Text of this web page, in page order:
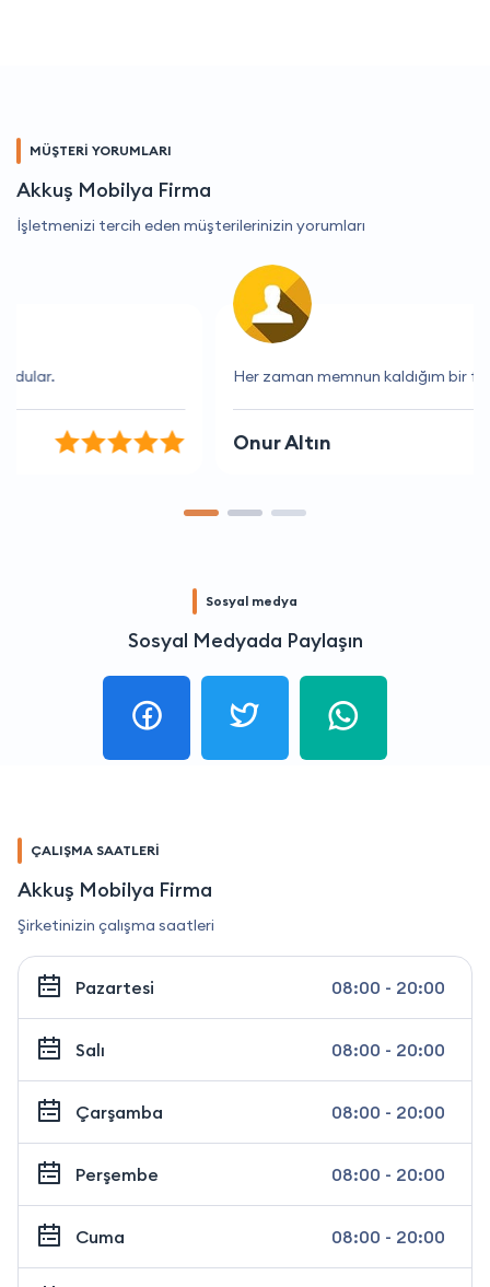
MÜŞTERİ YORUMLARI
Akkuş Mobilya Firma
İşletmenizi tercih eden müşterilerinizin yorumları
Her zaman memnun kaldığım bir firma
Onur Altın
Sosyal medya
Sosyal Medyada Paylaşın
ÇALIŞMA SAATLERİ
Akkuş Mobilya Firma
Şirketinizin çalışma saatleri
Pazartesi 08:00 - 20:00
Salı 08:00 - 20:00
Çarşamba 08:00 - 20:00
Perşembe 08:00 - 20:00
Cuma 08:00 - 20:00